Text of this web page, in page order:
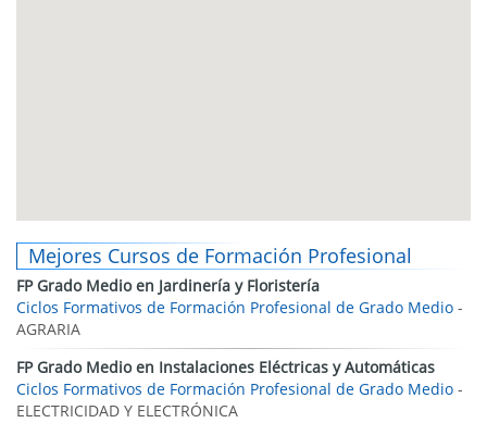
Mejores Cursos de Formación Profesional
FP Grado Medio en Jardinería y Floristería
Ciclos Formativos de Formación Profesional de Grado Medio -
AGRARIA
FP Grado Medio en Instalaciones Eléctricas y Automáticas
Ciclos Formativos de Formación Profesional de Grado Medio -
ELECTRICIDAD Y ELECTRÓNICA